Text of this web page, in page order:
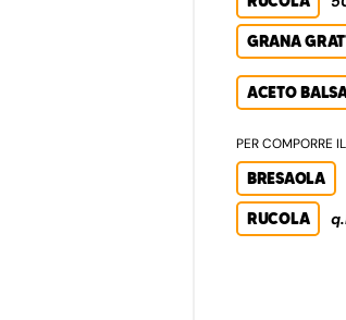
GRANA
ACETO
PER COMPORRE
BRESAOLA
RUCOLA